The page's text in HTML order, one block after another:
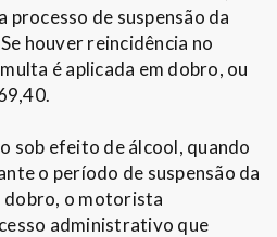
processo de suspensão da
houver reincidência no
é aplicada em dobro, ou
sob efeito de álcool, quando
o período de suspensão da
dobro, o motorista
administrativo que